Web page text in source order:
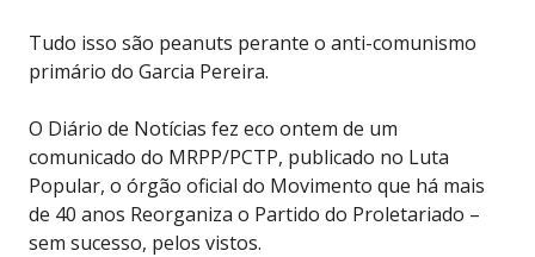
Tudo isso são peanuts perante o anti-comunismo
primário do Garcia Pereira.
O Diário de Notícias fez eco ontem de um
comunicado do MRPP/PCTP, publicado no Luta
Popular, o órgão oficial do Movimento que há mais
de 40 anos Reorganiza o Partido do Proletariado –
sem sucesso, pelos vistos.